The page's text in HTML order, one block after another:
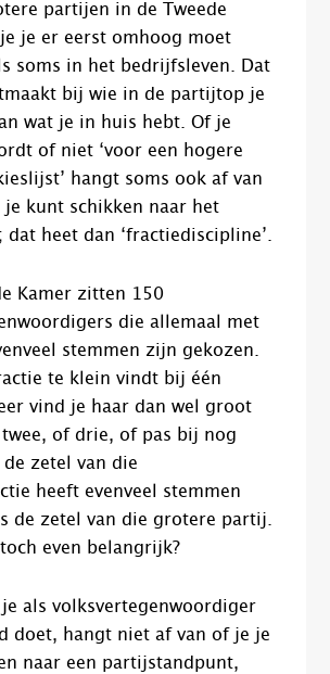
partijen in de Tweede
je er eerst omhoog moet
soms in het bedrijfsleven. Dat
bij wie in de partijtop je
wat je in huis hebt. Of je
of niet ‘voor een hogere
hangt soms ook af van
je kunt schikken naar het
heet dan ‘fractiediscipline’.
Kamer zitten 150
die allemaal met
stemmen zijn gekozen.
te klein vindt bij één
vind je haar dan wel groot
twee, of drie, of pas bij nog
de zetel van die
heeft evenveel stemmen
de zetel van die grotere partij.
even belangrijk?
je als volksvertegenwoordiger
doet, hangt niet af van of je je
naar een partijstandpunt,